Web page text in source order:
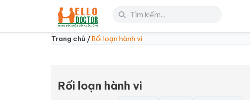
Trang chủ /Rối loạn hành vi
Rối loạn hành vi